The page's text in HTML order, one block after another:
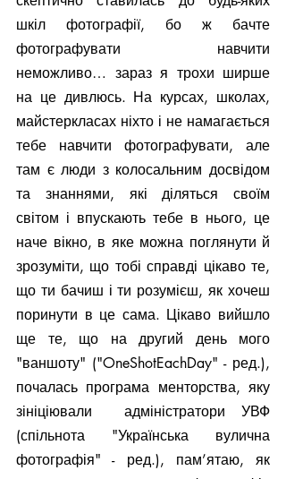
шкіл фотографії, бо ж бачте
фотографувати навчити
неможливо… зараз я трохи ширше
на це дивлюсь. На курсах, школах,
майстеркласах ніхто і не намагається
тебе навчити фотографувати, але
там є люди з колосальним досвідом
та знаннями, які діляться своїм
світом і впускають тебе в нього, це
наче вікно, в яке можна поглянути й
зрозуміти, що тобі справді цікаво те,
що ти бачиш і ти розумієш, як хочеш
поринути в це сама. Цікаво вийшло
ще те, що на другий день мого
"ваншоту" ("OneShotEachDay" - ред.),
почалась програма менторства, яку
зініціювали  адміністратори УВФ
(спільнота "Українська вулична
фотографія" - ред.), пам’ятаю, як